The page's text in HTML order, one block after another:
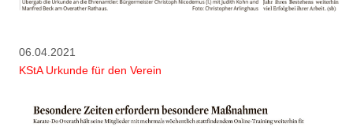
06.04.2021
KStA Urkunde für den Verein